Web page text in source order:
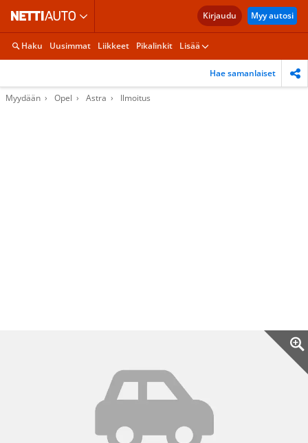
Kirjaudu Myy autosi
Haku Uusimmat Liikkeet Pikalinkit Lisää
Hae samanlaiset
Myydään Opel Astra Ilmoitus